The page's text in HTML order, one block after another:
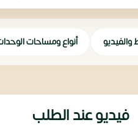
أنواع ومساحات
فيديو عند الطلب